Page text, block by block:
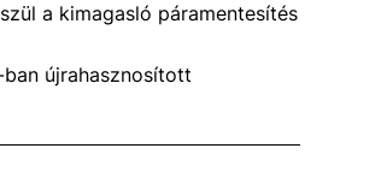
a kimagasló páramentesítés
újrahasznosított